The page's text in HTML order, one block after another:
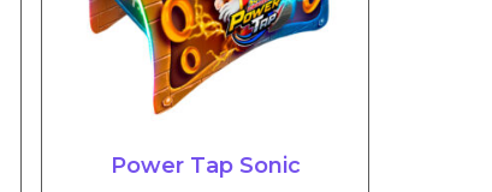
Power Tap Sonic